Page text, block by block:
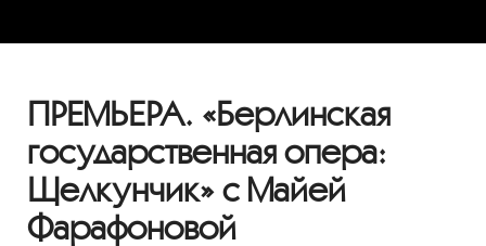
ПРЕМЬЕРА. «Берлинская
государственная опера:
Щелкунчик» с Майей
Фарафоновой